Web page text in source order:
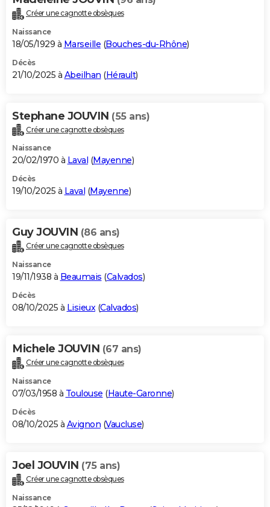
Créer une cagnotte obsèques
Naissance
18/05/1929 à Marseille (Bouches-du-Rhône)
Décès
21/10/2025 à Abeilhan (Hérault)
Stephane JOUVIN (55 ans)
Créer une cagnotte obsèques
Naissance
20/02/1970 à Laval (Mayenne)
Décès
19/10/2025 à Laval (Mayenne)
Guy JOUVIN (86 ans)
Créer une cagnotte obsèques
Naissance
19/11/1938 à Beaumais (Calvados)
Décès
08/10/2025 à Lisieux(Calvados)
Michele JOUVIN (67 ans)
Créer une cagnotte obsèques
Naissance
07/03/1958 à Toulouse (Haute-Garonne)
Décès
08/10/2025 à Avignon (Vaucluse)
Joel JOUVIN (75 ans)
Créer une cagnotte obsèques
Naissance